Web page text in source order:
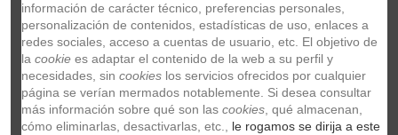
MEINL JS88BK
JS88BK
MEINL
18,30 €
Añadir al carrito
información de carácter técnico, preferencias personales,
personalización de contenidos, estadísticas de uso, enlaces a
redes sociales, acceso a cuentas de usuario, etc. El objetivo de
la cookie es adaptar el contenido de la web a su perfil y
necesidades, sin cookies los servicios ofrecidos por cualquier
página se verían mermados notablemente. Si desea consultar
más información sobre qué son las cookies , qué almacenan,
cómo eliminarlas, desactivarlas, etc.,
le rogamos se dirija a este